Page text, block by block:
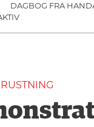
DAGBOG FRA